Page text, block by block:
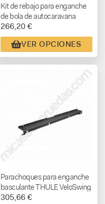
Kit de rebajo para enganche
de bola de autocaravana
266,20 €
VER OPCIONES
Parachoques para enganche
basculante THULE VeloSwing
305,66 €